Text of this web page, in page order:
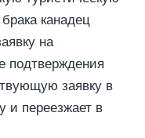
канадец
на
подтверждения
заявку в
и переезжает в